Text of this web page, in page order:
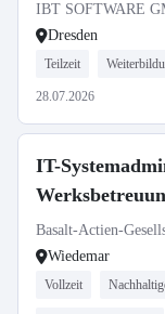
IBT SOFTWARE
Dresden
Teilzeit
28.07.2026
IT-
Basalt-Actien-
Wiedemar
Vollzeit